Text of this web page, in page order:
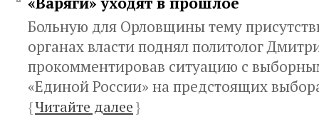
Больную для Орловщины тему
органах власти поднял политолог
прокомментировав ситуацию с
«Единой России» на предстоящих
{Читайте далее}